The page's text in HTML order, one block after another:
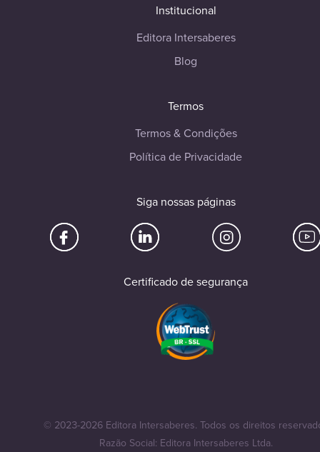
Institucional
Editora Intersaberes
Blog
Termos
Termos & Condições
Política de Privacidade
Siga nossas páginas
Certificado de segurança
© 2023-2026 Editora Intersaberes. Todos os direitos
Razão Social: Editora Intersaberes Ltda.